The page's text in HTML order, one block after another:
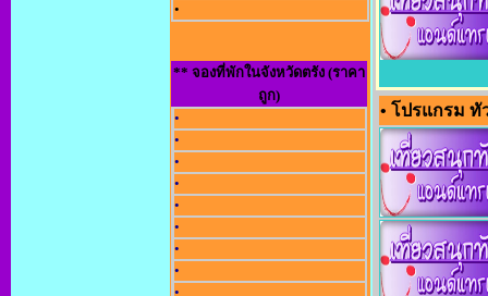
•
** จองที่พักในจังหวัดตรัง (ราคา
ถูก)
•
•
•
•
•
•
•
•
•
• โปรแกรม ทั